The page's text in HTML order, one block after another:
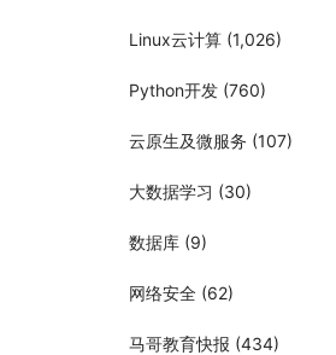
Linux云计算 (1,026)
Python开发 (760)
云原生及微服务 (107)
大数据学习 (30)
数据库 (9)
网络安全 (62)
马哥教育快报 (434)